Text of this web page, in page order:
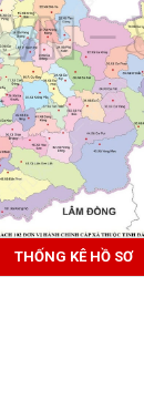
THỐNG KÊ HỒ SƠ